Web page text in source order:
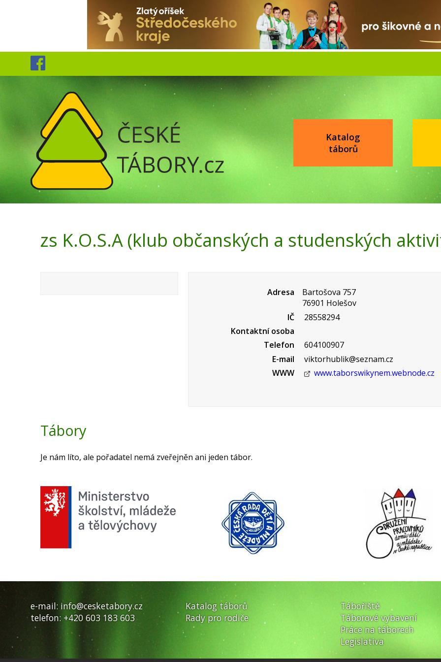
Katalog
táborů
zs K.O.S.A (klub občanských a studenských
Adresa
Bartošova 757
76901 Holešov
IČ
28558294
Kontaktní osoba
Telefon
604100907
E-mail
viktorhublik@seznam.cz
WWW
www.taborswikynem.webnode.cz
Tábory
Je nám líto, ale pořadatel nemá zveřejněn ani jeden tábor.
e-mail: info@cesketabory.cz
telefon: +420 603 183 603
Katalog táborů
Rady pro rodiče
Tábořiště
Táborové vybavení
Práce na táborech
Legislativa